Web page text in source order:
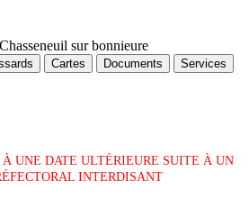
sur bonnieure
Cartes Documents
Services
UNE DATE ULTÉRIEURE SUITE À UN
INTERDISANT